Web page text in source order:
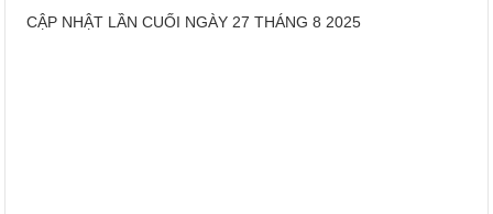
CẬP NHẬT LẦN CUỐI NGÀY 27 THÁNG 8 2025